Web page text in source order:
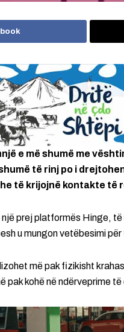
e më shumë me
të rinj po i
të krijojnë kontakte të
prej platformës Hinge,
u mungon vetëbesimi për
më pak fizikisht
pak kohë në ndërveprime